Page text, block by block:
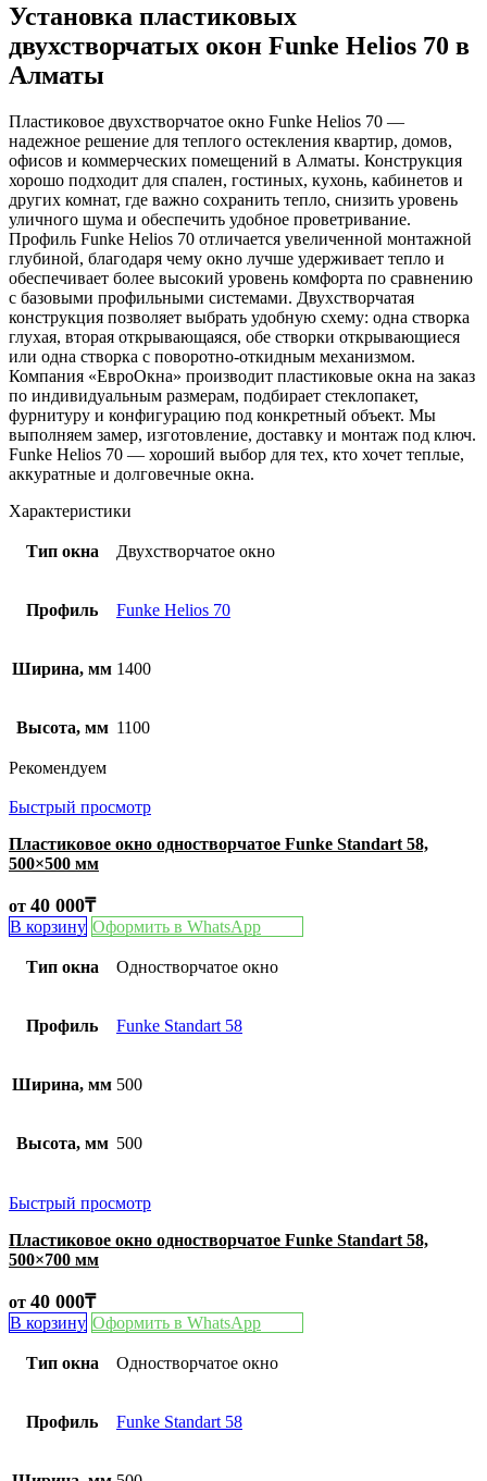
Установка пластиковых
двухстворчатых окон Funke Helios 70 в
Алматы
Пластиковое двухстворчатое окно Funke Helios 70 —
надежное решение для теплого остекления квартир, домов,
офисов и коммерческих помещений в Алматы. Конструкция
хорошо подходит для спален, гостиных, кухонь, кабинетов и
других комнат, где важно сохранить тепло, снизить уровень
уличного шума и обеспечить удобное проветривание.
Профиль Funke Helios 70 отличается увеличенной монтажной
глубиной, благодаря чему окно лучше удерживает тепло и
обеспечивает более высокий уровень комфорта по сравнению
с базовыми профильными системами. Двухстворчатая
конструкция позволяет выбрать удобную схему: одна створка
глухая, вторая открывающаяся, обе створки открывающиеся
или одна створка с поворотно-откидным механизмом.
Компания «ЕвроОкна» производит пластиковые окна на заказ
по индивидуальным размерам, подбирает стеклопакет,
фурнитуру и конфигурацию под конкретный объект. Мы
выполняем замер, изготовление, доставку и монтаж под ключ.
Funke Helios 70 — хороший выбор для тех, кто хочет теплые,
аккуратные и долговечные окна.
Характеристики
Тип окна Двухстворчатое окно
Профиль Funke Helios 70
Ширина, мм 1400
Высота, мм 1100
Рекомендуем
Быстрый просмотр
Пластиковое окно одностворчатое Funke Standart 58,
500×500 мм
от 40 000₸
В корзину Оформить в WhatsApp
Тип окна Одностворчатое окно
Профиль Funke Standart 58
Ширина, мм 500
Высота, мм 500
Быстрый просмотр
Пластиковое окно одностворчатое Funke Standart 58,
500×700 мм
от 40 000₸
В корзину Оформить в WhatsApp
Тип окна Одностворчатое окно
Профиль Funke Standart 58